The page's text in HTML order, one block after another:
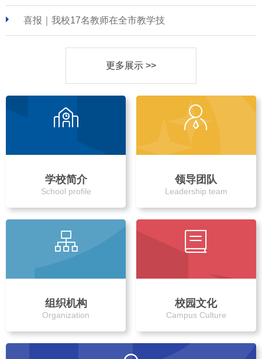
喜报｜我校17名教师在全市教学技
更多展示 >>
学校简介
School profile
领导团队
Leadership team
组织机构
Organization
校园文化
Campus Culture